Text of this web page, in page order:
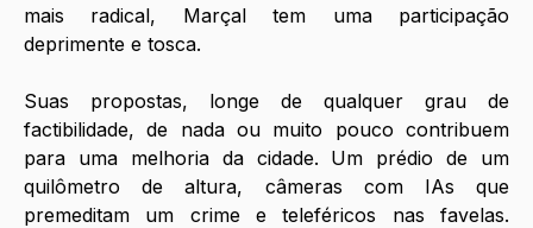
mais radical, Marçal tem uma participação
deprimente e tosca.
Suas propostas, longe de qualquer grau de
factibilidade, de nada ou muito pouco contribuem
para uma melhoria da cidade. Um prédio de um
quilômetro de altura, câmeras com IAs que
premeditam um crime e teleféricos nas favelas.